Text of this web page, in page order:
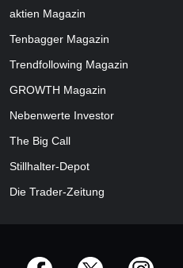
aktien Magazin
Tenbagger Magazin
Trendfollowing Magazin
GROWTH Magazin
Nebenwerte Investor
The Big Call
Stillhalter-Depot
Die Trader-Zeitung
offizielle Social Media-Accounts